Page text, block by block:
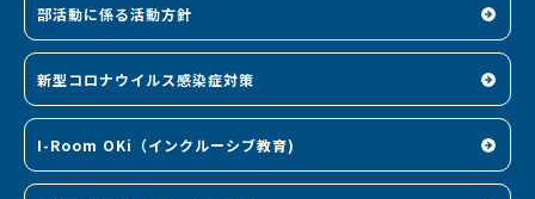
部活動に係る活動方針
新型コロナウイルス感染症対策
I-Room OKi（インクルーシブ教育)